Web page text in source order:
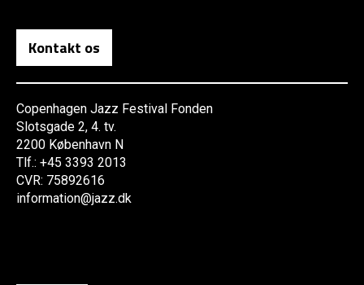
Kontakt os
Copenhagen Jazz Festival Fonden
Slotsgade 2, 4. tv.
2200 København N
Tlf.: +45 3393 2013
CVR: 75892616
information@jazz.dk